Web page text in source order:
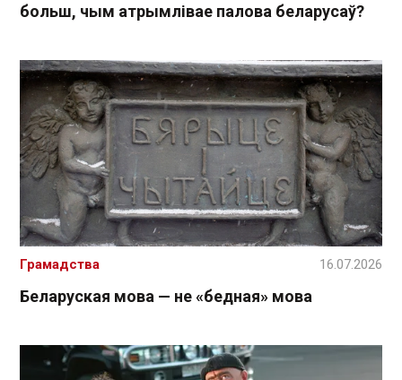
больш, чым атрымлівае палова беларусаў?
Беларуская мова — не «бедная» мова
Грамадства 16.07.2026